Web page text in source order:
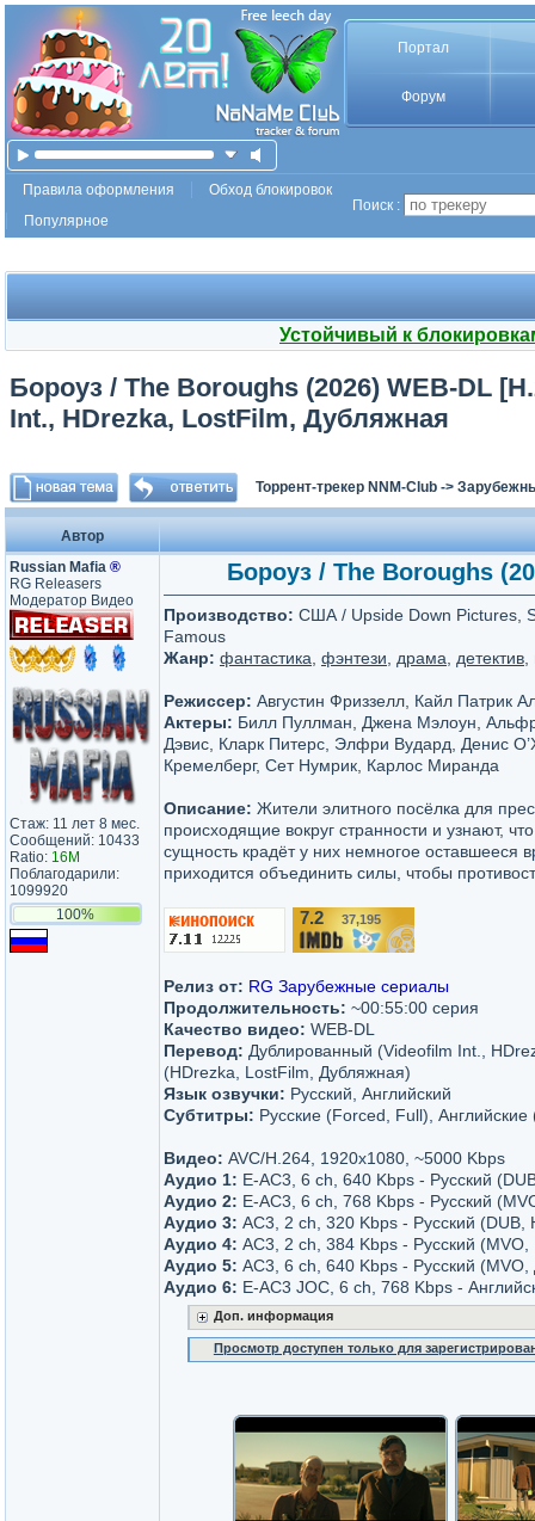
Портал
Форум
Правила оформления
Обход блокировок
Популярное
Поиск :
Устойчивый к
Бороуз / The Boroughs (2026) WEB-DL
Int., HDrezka, LostFilm, Дубляжная
Торрент-трекер NNM-Club ->
Автор
Russian Mafia ®
RG Releasers
Модератор Видео
Стаж: 11 лет 8 мес.
Сообщений: 10433
Ratio: 16M
Поблагодарили:
1099920
100%
Бороуз / The Boroughs
Производство: США / Upside Down Pictures,
Famous
Жанр: фантастика фэнтези драма детектив
Режиссер: Августин Фриззелл, Кайл Патрик
Актеры: Билл Пуллман, Джена Мэлоун,
Дэвис, Кларк Питерс, Элфри Вудард, Денис
Кремелберг, Сет Нумрик, Карлос Миранда
Описание: Жители элитного посёлка для
происходящие вокруг странности и узнают,
сущность крадёт у них немногое оставшееся
приходится объединить силы, чтобы
7.2 37,195
Релиз от: RG Зарубежные сериалы
Продолжительность: ~00:55:00 серия
Качество видео: WEB-DL
Перевод: Дублированный (Videofilm Int.,
(HDrezka, LostFilm, Дубляжная)
Язык озвучки: Русский, Английский
Субтитры: Русские (Forced, Full), Английские
Видео: AVC/H.264, 1920x1080, ~5000 Kbps
Аудио 1: E-AC3, 6 ch, 640 Kbps - Русский
Аудио 2: E-AC3, 6 ch, 768 Kbps - Русский
Аудио 3: AC3, 2 ch, 320 Kbps - Русский (DUB,
Аудио 4: AC3, 2 ch, 384 Kbps - Русский (MVO,
Аудио 5: AC3, 6 ch, 640 Kbps - Русский
Аудио 6: E-AC3 JOC, 6 ch, 768 Kbps -
Доп. информация
Просмотр доступен только для